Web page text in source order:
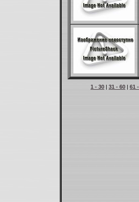
1 - 30 | 31 - 60 | 61